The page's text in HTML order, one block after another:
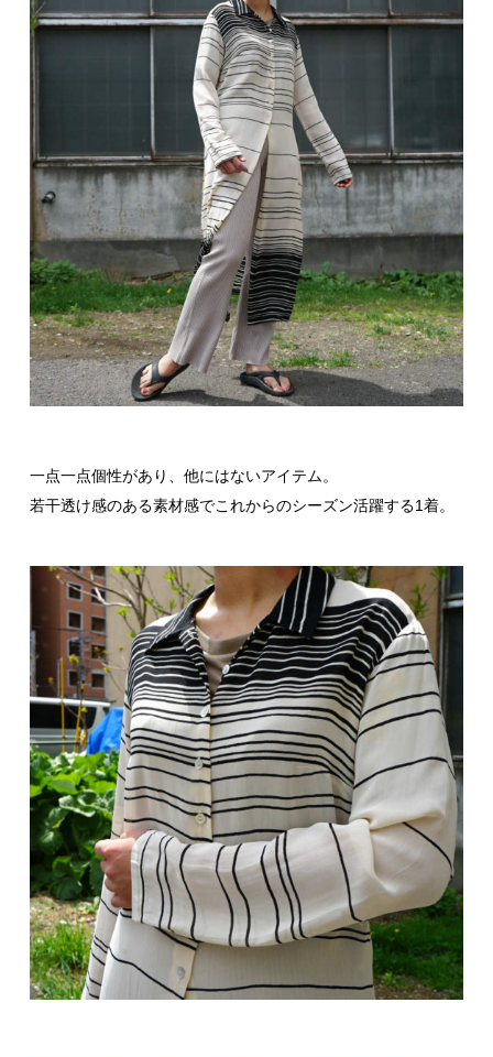
一点一点個性があり、他にはないアイテム。
若干透け感のある素材感でこれからのシーズン活躍する1着。